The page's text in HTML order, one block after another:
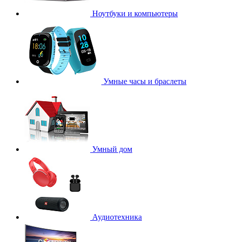
Ноутбуки и компьютеры
Умные часы и браслеты
Умный дом
Аудиотехника